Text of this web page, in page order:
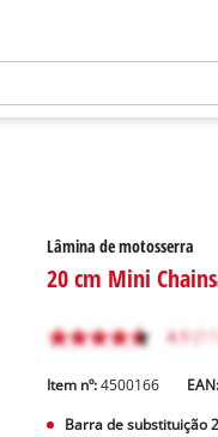
Lâmina de motosserra
20 cm Mini
Item nº: 4500166
Barra de substituição